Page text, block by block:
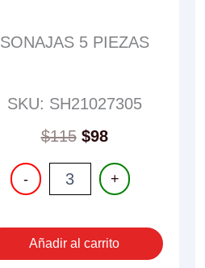
SONAJAS 5 PIEZAS
SKU: SH21027305
$115 $98
-
SONAJAS
5
+
Añadir al carrito